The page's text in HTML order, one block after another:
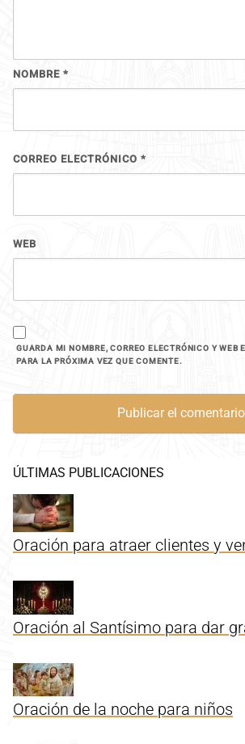
NOMBRE *
CORREO ELECTRÓNICO *
WEB
GUARDA MI NOMBRE, CORREO ELECTRÓNICO Y WEB
PARA LA PRÓXIMA VEZ QUE COMENTE.
ÚLTIMAS PUBLICACIONES
Oración para atraer clientes y
Oración al Santísimo para dar
Oración de la noche para niños